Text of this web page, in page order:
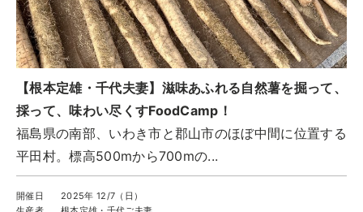
FOOD CAMP
フードキャンプ
トップ
ツアー一覧
参加の流れ
メール会員登録
お問合せ
Food Camp（English）
【根本定雄・千代夫妻】滋味あふれる自然薯を掘って、
採って、味わい尽くすFoodCamp！
福島県の南部、いわき市と郡山市のほぼ中間に位置する
平田村。標高500mから700mの...
開催日
2025年 12/7（日）